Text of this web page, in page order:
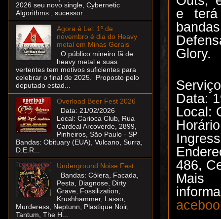
e
Glory.
Data:
Local:
486,
Mais
2026 seu novo single, Cybernetic
Algorithms , sucessor...
Agora é Lei: 1º de
novembro é dia do Heavy
metal em Minas Gerais
O público mineiro fã de
heavy metal e suas
vertentes tem motivos suficientes para
celebrar o final de 2025. Proposto pelo
deputado estad...
Overload Beer Fest 2026
Data: 21/02/2026
Local: Carioca Club, Rua
Cardeal Arcoverde, 2899,
Pinheiros, São Paulo - SP
Bandas: Obituary (EUA), Vulcano, Surra,
D.E.R...
Underground Noise Fest
Bandas: Cólera, Facada,
Pesta, Diagnose, Dirty
Grave, Fossilization,
Krushhammer, Lasso,
Murderess, Neptunn, Plastique Noir,
Tantum, The H...